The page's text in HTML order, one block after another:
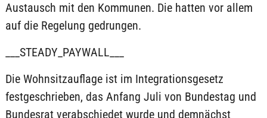
Austausch mit den Kommunen. Die hatten vor allem
auf die Regelung gedrungen.
___STEADY_PAYWALL___
Die Wohnsitzauflage ist im Integrationsgesetz
festgeschrieben, das Anfang Juli von Bundestag und
Bundesrat verabschiedet wurde und demnächst